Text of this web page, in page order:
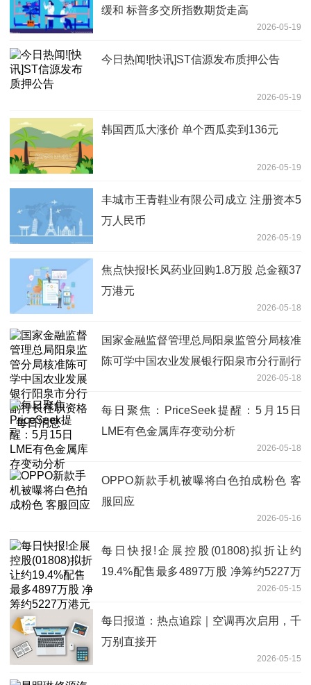
缓和 标普多交所指数期货走高
2026-05-19
今日热闻![快讯]ST信源发布质押公告
2026-05-19
韩国西瓜大涨价 单个西瓜卖到136元
2026-05-19
丰城市王青鞋业有限公司成立 注册资本5
万人民币
2026-05-19
焦点快报!长风药业回购1.8万股 总金额37
万港元
2026-05-18
国家金融监督管理总局阳泉监管分局核准
陈可学中国农业发展银行阳泉市分行副行
2026-05-18
每日聚焦：PriceSeek提醒：5月15日
LME有色金属库存变动分析
2026-05-18
OPPO新款手机被曝将白色拍成粉色 客
服回应
2026-05-16
每日快报!企展控股(01808)拟折让约
19.4%配售最多4897万股 净筹约5227万
2026-05-15
每日报道：热点追踪｜空调再次启用，千
万别直接开
2026-05-15